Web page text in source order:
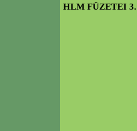
HLM FÜZETEI 3.